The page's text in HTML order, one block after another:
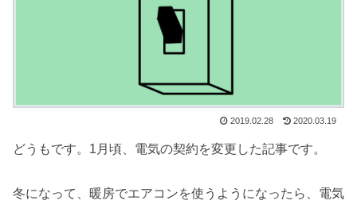
2019.02.28 2020.03.19
どうもです。1月頃、電気の契約を変更した記事です。
冬になって、暖房でエアコンを使うようになったら、電気